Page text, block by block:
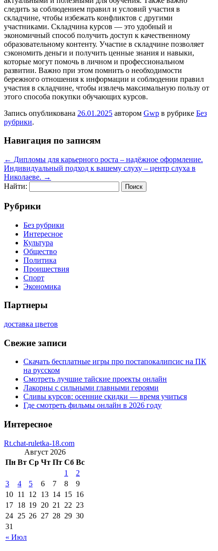
следить за соблюдением правил и условий участия в
складчине, чтобы избежать конфликтов с другими
участниками. Складчина курсов — это удобный и
экономичный способ получить доступ к качественному
образовательному контенту. Участие в складчине позволяет
сэкономить деньги и получить ценные знания и навыки,
которые могут помочь в личном и профессиональном
развитии. Важно при этом помнить о необходимости
бережного отношения к информации и соблюдении правил
участия в складчине, чтобы извлечь максимальную пользу от
этого способа покупки обучающих курсов.
Запись опубликована 26.01.2025 автором Gwp в рубрике Без
рубрики.
Навигация по записям
← Дипломы для карьерного роста – надёжное оформление.
Индивидуальный подход к вашему слуху – центр слуха в
Николаеве. →
Найти:
Рубрики
Без рубрики
Интересное
Культура
Общество
Политика
Проишествия
Спорт
Экономика
Партнеры
доставка цветов
Свежие записи
Скачать бесплатные игры про постапокалипсис на ПК
на русском
Смотреть лучшие тайские проекты онлайн
Лакорны с сильными главными героями
Сливы курсов: осенние скидки — время учиться
Где смотреть фильмы онлайн в 2026 году
Интересное
Rt.chat-ruletka-18.com
Август 2026
Пн Вт Ср Чт Пт Сб Вс
« Июл
1
2
3
4 5 6 7 8
9
10 11 12 13 14 15 16
17 18 19 20 21 22 23
24 25 26 27 28 29 30
31